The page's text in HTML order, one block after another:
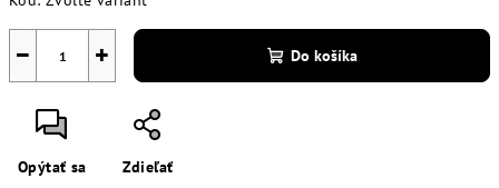
+
− Do košíka
Opýtať sa Zdieľať